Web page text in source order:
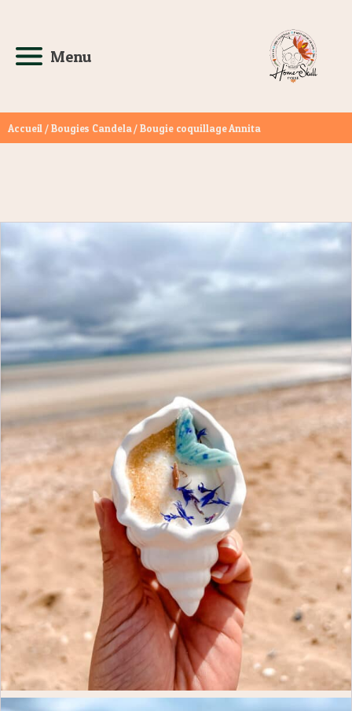
Menu
Accueil /Bougies Candela/ Bougie coquillage Annita